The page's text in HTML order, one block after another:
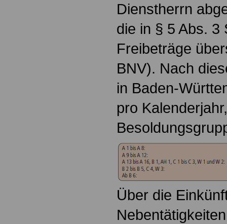
Dienstherrn
die in § 5 Abs. 3
Freibeträge
BNV). Nach
in Baden-
pro
Über die